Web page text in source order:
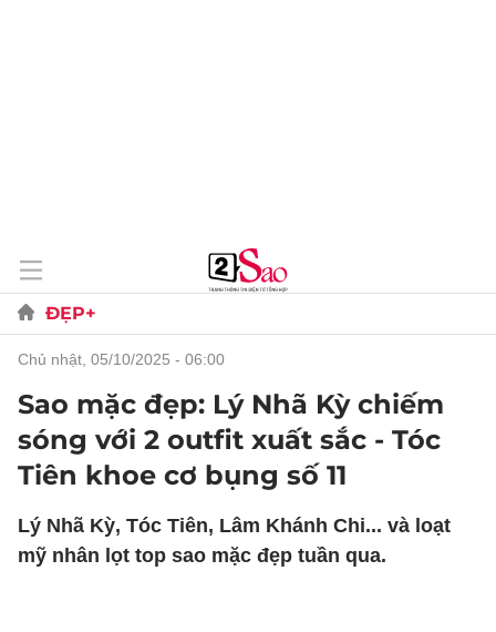
ĐẸP+
chủ nhật, 05/10/2025 - 06:00
Sao mặc đẹp: Lý Nhã Kỳ chiếm
sóng với 2 outfit xuất sắc - Tóc
Tiên khoe cơ bụng số 11
Lý Nhã Kỳ, Tóc Tiên, Lâm Khánh Chi... và loạt
mỹ nhân lọt top sao mặc đẹp tuần qua.